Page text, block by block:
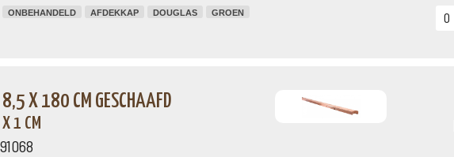
ONBEHANDELD AFDEKKAP DOUGLAS
GROEN
X 180 CM GESCHAAFD
1 CM